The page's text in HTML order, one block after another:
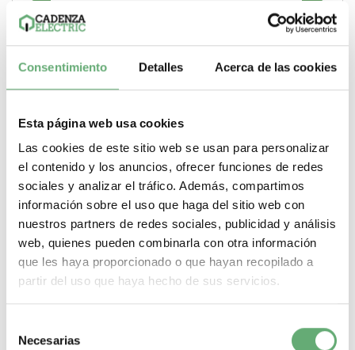
Consentimiento Detalles Acerca de las cookies
Esta página web usa cookies
Las cookies de este sitio web se usan para personalizar
el contenido y los anuncios, ofrecer funciones de redes
sociales y analizar el tráfico. Además, compartimos
información sobre el uso que haga del sitio web con
nuestros partners de redes sociales, publicidad y análisis
web, quienes pueden combinarla con otra información
que les haya proporcionado o que hayan recopilado a
partir del uso que haya hecho de sus servicios.
Necesarias
LVCT00202S Schneider Electric [PLAZO 3-6 SEMANAS]